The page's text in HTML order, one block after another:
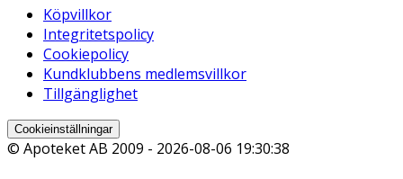
Köpvillkor
Integritetspolicy
Cookiepolicy
Kundklubbens medlemsvillkor
Tillgänglighet
Cookieinställningar
© Apoteket AB 2009 - 2026-08-06 19:30:38